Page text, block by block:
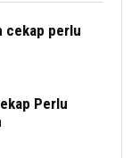
cekap perlu
Perlu